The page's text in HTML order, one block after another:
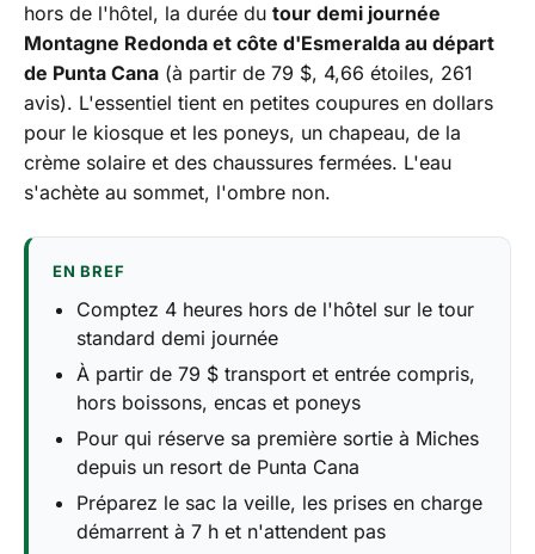
hors de l'hôtel, la durée du tour demi journée
Montagne Redonda et côte d'Esmeralda au départ
de Punta Cana (à partir de 79 $, 4,66 étoiles, 261
avis). L'essentiel tient en petites coupures en dollars
pour le kiosque et les poneys, un chapeau, de la
crème solaire et des chaussures fermées. L'eau
s'achète au sommet, l'ombre non.
EN BREF
Comptez 4 heures hors de l'hôtel sur le tour
standard demi journée
À partir de 79 $ transport et entrée compris,
hors boissons, encas et poneys
Pour qui réserve sa première sortie à Miches
depuis un resort de Punta Cana
Préparez le sac la veille, les prises en charge
démarrent à 7 h et n'attendent pas